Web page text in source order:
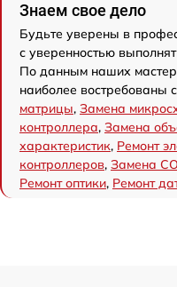
Знаем свое дело
Будьте уверены в
с уверенностью
По данным наших
наиболее востребованы
матрицы, Замена
контроллера, Замена
характеристик, Ремонт
контроллеров, Замена
Ремонт оптики, Ремонт